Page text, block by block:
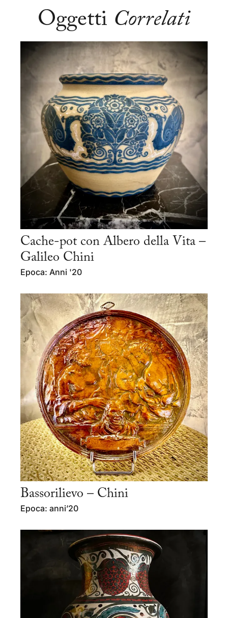
Oggetti Correlati
Cache-pot con Albero della Vita –
Galileo Chini
Epoca: Anni '20
Bassorilievo – Chini
Epoca: anni’20